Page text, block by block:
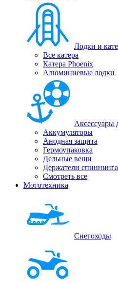
Лодки и
Все катера
Катера Phoenix
Алюминиевые лодки
Аксессуары
Аккумуляторы
Анодная защита
Гермоупаковка
Дельные вещи
Держатели спиннинга
Смотреть все
Мототехника
Снегоходы